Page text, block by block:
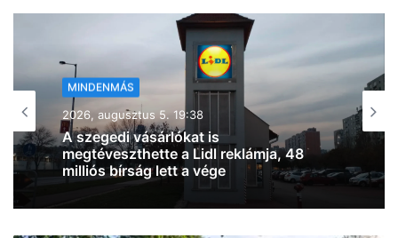
MINDENMÁS
2026, augusztus 5. 19:21
Egyre több a királydinnye a szegedi
kerékpárutak mellett, könnyen defekt
lehet a vége (fotókkal)